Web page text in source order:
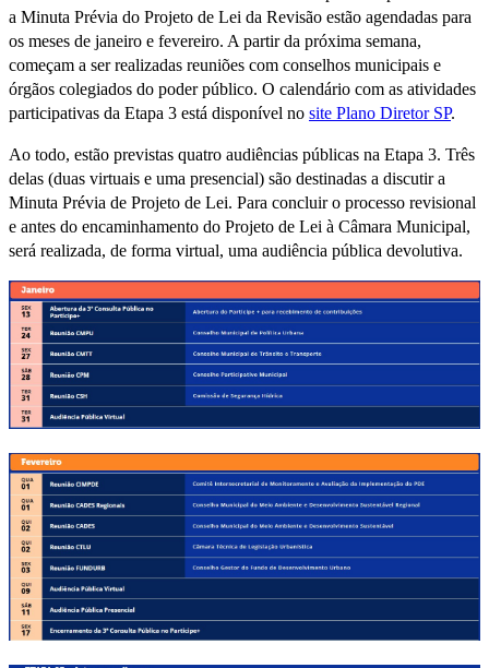
a Minuta Prévia do Projeto de Lei da Revisão estão agendadas para
os meses de janeiro e fevereiro. A partir da próxima semana,
começam a ser realizadas reuniões com conselhos municipais e
órgãos colegiados do poder público. O calendário com as atividades
participativas da Etapa 3 está disponível no site Plano Diretor SP.
Ao todo, estão previstas quatro audiências públicas na Etapa 3. Três
delas (duas virtuais e uma presencial) são destinadas a discutir a
Minuta Prévia de Projeto de Lei. Para concluir o processo revisional
e antes do encaminhamento do Projeto de Lei à Câmara Municipal,
será realizada, de forma virtual, uma audiência pública devolutiva.